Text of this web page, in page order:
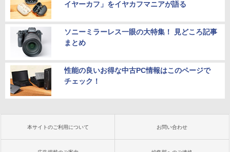
イヤーカフ」をイヤカフマニアが語る
ソニーミラーレス一眼の大特集！ 見どころ記事
まとめ
性能の良いお得な中古PC情報はこのページで
チェック！
本サイトのご利用について お問い合わせ